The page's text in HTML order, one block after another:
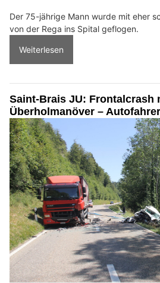
Der 75-jährige Mann wurde mit eher
von der Rega ins Spital geflogen.
Weiterlesen
Saint-Brais JU: Frontalcrash
Überholmanöver –